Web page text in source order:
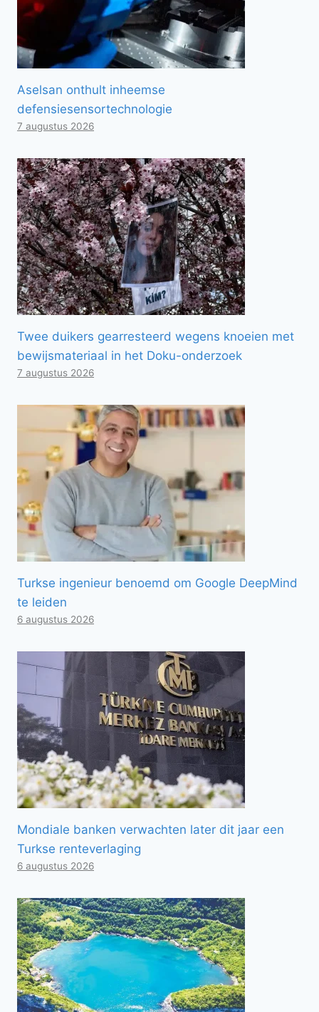
Aselsan onthult inheemse
defensiesensortechnologie
7 augustus 2026
Twee duikers gearresteerd wegens knoeien met
bewijsmateriaal in het Doku-onderzoek
7 augustus 2026
Turkse ingenieur benoemd om Google DeepMind
te leiden
6 augustus 2026
Mondiale banken verwachten later dit jaar een
Turkse renteverlaging
6 augustus 2026